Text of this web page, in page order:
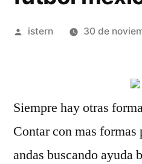
Publicado
istern 30 de
Siempre hay otras
Contar con mas formas
andas buscando ayuda